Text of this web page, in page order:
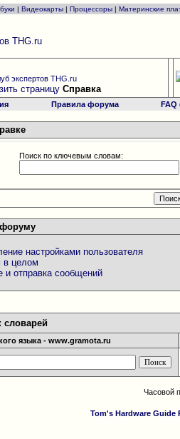
| Видеокарты | Процессоры | Материнские
экспертов THG.ru
Справка
Правила форума
Поиск по ключевым словам:
настройками пользователя
в целом
и отправка сообщений
словарей
языка - www.gramota.ru
Часовой
Tom's Hardware Guide